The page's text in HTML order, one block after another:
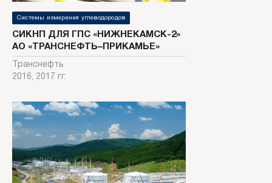
Системы измерения углеводородов
СИКНП ДЛЯ ГПС «НИЖНЕКАМСК-2»
АО «ТРАНСНЕФТЬ–ПРИКАМЬЕ»
Транснефть
2016, 2017 гг.